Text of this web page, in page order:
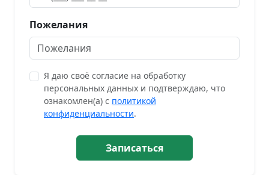
Пожелания
Я даю своё согласие на обработку
персональных данных и подтверждаю, что
ознакомлен(а) с политикой
конфиденциальности.
Записаться